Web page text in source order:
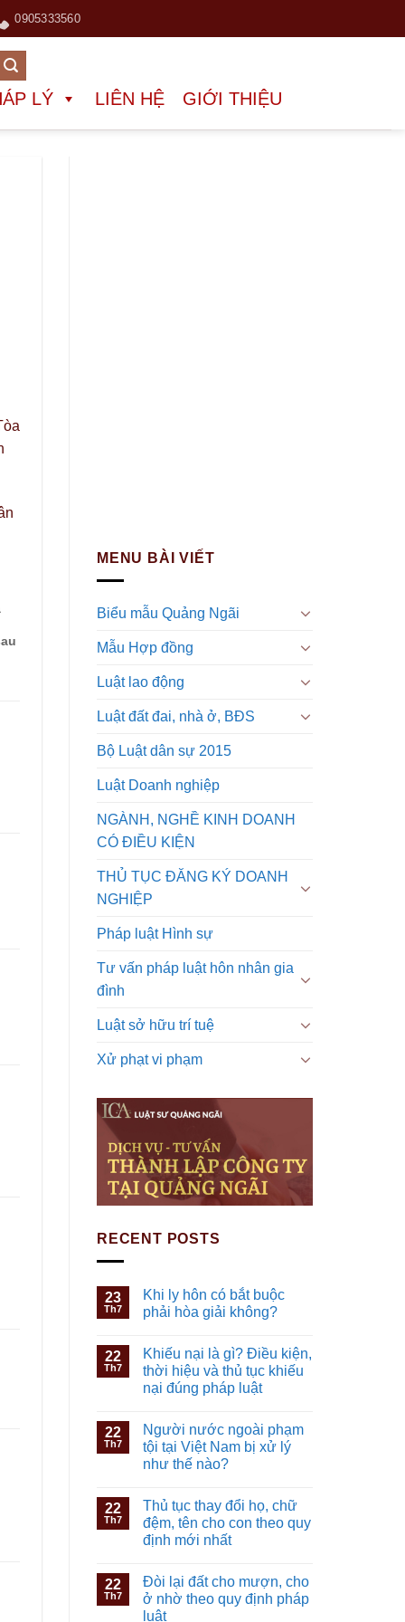
0905333560
LÝ LIÊN HỆ GIỚI THIỆU
MENU BÀI VIẾT
Biểu mẫu Quảng Ngãi
Mẫu Hợp đồng
Luật lao động
Luật đất đai, nhà ở, BĐS
Bộ Luật dân sự 2015
Luật Doanh nghiệp
NGÀNH, NGHỀ KINH DOANH
CÓ ĐIỀU KIỆN
THỦ TỤC ĐĂNG KÝ DOANH
NGHIỆP
Pháp luật Hình sự
Tư vấn pháp luật hôn nhân gia
đình
Luật sở hữu trí tuệ
Xử phạt vi phạm
RECENT POSTS
23
Th7
Khi ly hôn có bắt buộc
phải hòa giải không?
22
Th7
Khiếu nại là gì? Điều kiện,
thời hiệu và thủ tục khiếu
nại đúng pháp luật
22
Th7
Người nước ngoài phạm
tội tại Việt Nam bị xử lý
như thế nào?
22
Th7
Thủ tục thay đổi họ, chữ
đệm, tên cho con theo quy
định mới nhất
22
Th7
Đòi lại đất cho mượn, cho
ở nhờ theo quy định pháp
luật